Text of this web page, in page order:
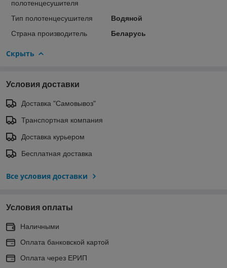
полотенцесушителя
Тип полотенцесушителя
Водяной
Страна производитель
Беларусь
Скрыть
Условия доставки
Доставка "Самовывоз"
Транспортная компания
Доставка курьером
Бесплатная доставка
Все условия доставки
Условия оплаты
Наличными
Оплата банковской картой
Оплата через ЕРИП